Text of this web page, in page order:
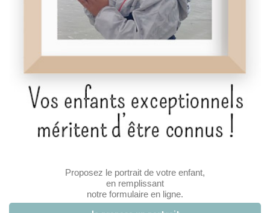
Proposez le portrait de votre enfant,
en remplissant
notre formulaire en ligne.